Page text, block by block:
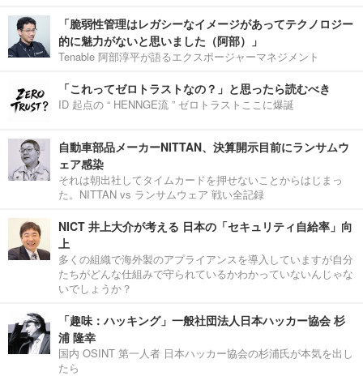
「脆弱性管理はレガシーなイメージがあってテクノロジー
的に魅力がないと思いました（阿部）」
Tenable 阿部淳平が語るエクスポージャーマネジメント
「これってゼロトラストなの？」と思ったら読むべき
ID 起点の “ HENNGE流 ” ゼロトラストここに爆誕
自動車部品メーカーNITTAN、決算開示目前にランサムウ
ェア感染
それは朝出社してタイムカードを押せないことからはじまっ
た。NITTAN vs ランサムウェア 戦い全記録
NICT 井上大介が考える 日本の「セキュリティ自給率」向
上
多くの組織で海外製のアプライアンスを導入していますが自分
たちがどんな仕組みで守られているかわかっていないんじゃな
いでしょうか？
「趣味：ハッキング」一般社団法人日本ハッカー協会 杉
浦 隆幸
国内 OSINT 第一人者 日本ハッカー協会の杉浦氏が本気を出し
たら